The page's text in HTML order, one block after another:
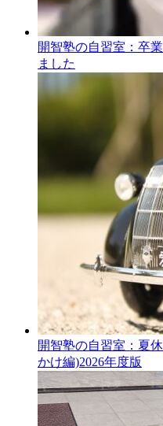
開智塾の自習室：卒
ました
開智塾の自習室：夏
かけ編)2026年度版